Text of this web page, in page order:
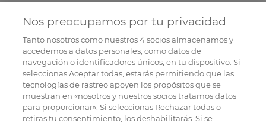
Nos preocupamos por tu privacidad
Tanto nosotros como nuestros4socios almacenamos y
accedemos a datos personales, como datos de
navegación o identificadores únicos, en tu dispositivo. Si
seleccionas Aceptar todas, estarás permitiendo que las
tecnologías de rastreo apoyen los propósitos que se
muestran en «nosotros y nuestros socios tratamos datos
para proporcionar». Si seleccionas Rechazar todas o
retiras tu consentimiento, los deshabilitarás. Si se